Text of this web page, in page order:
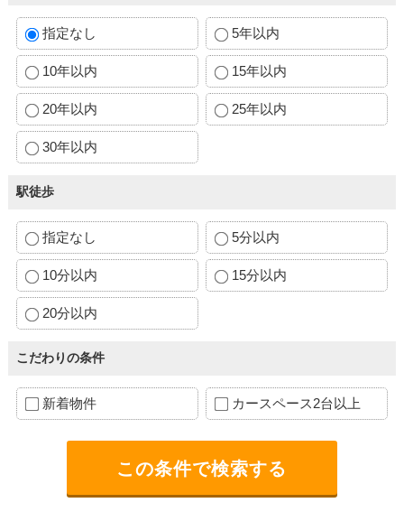
指定なし 5年以内
10年以内 15年以内
20年以内 25年以内
30年以内
駅徒歩
指定なし 5分以内
10分以内 15分以内
20分以内
こだわりの条件
新着物件 カースペース2台以上